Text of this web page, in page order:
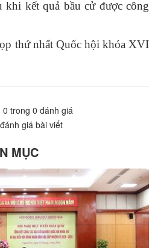
khi kết quả bầu cử được công
thứ nhất Quốc hội khóa XVI
0 trong 0 đánh giá
giá bài viết
MỤC